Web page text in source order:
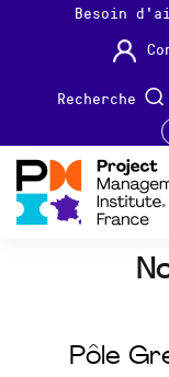
Besoin
Recherche
Pôle